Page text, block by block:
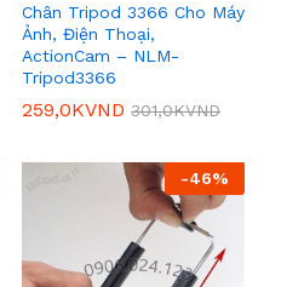
Chân Tripod 3366 Cho Máy
Ảnh, Điện Thoại,
ActionCam – NLM-
Tripod3366
259,0KVND 301,0KVND
-46%